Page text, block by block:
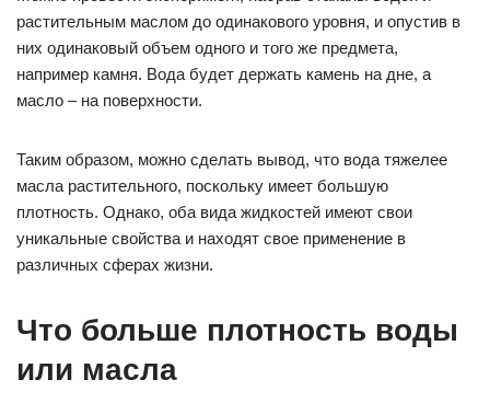
растительным маслом до одинакового уровня, и опустив в
них одинаковый объем одного и того же предмета,
например камня. Вода будет держать камень на дне, а
масло – на поверхности.
Таким образом, можно сделать вывод, что вода тяжелее
масла растительного, поскольку имеет большую
плотность. Однако, оба вида жидкостей имеют свои
уникальные свойства и находят свое применение в
различных сферах жизни.
Что больше плотность воды
или масла